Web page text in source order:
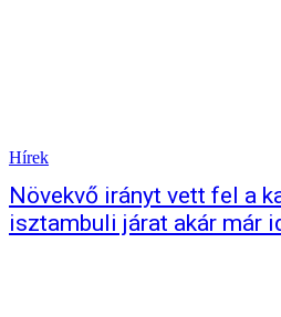
Hírek
Növekvő irányt vett fel a
isztambuli járat akár már